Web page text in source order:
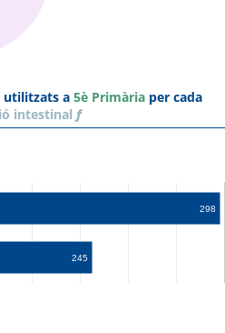
utilitzats a 5è Primària per cada
intestinal f
298
245